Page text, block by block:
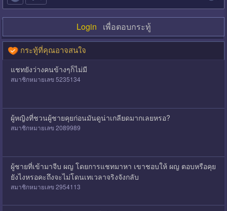
Login เพื่อตอบกระทู้
กระทู้ที่คุณอาจสนใจ
แชทยังว่างคนข้างๆก็ไม่มี
สมาชิกหมายเลข 5235134
ผู้หญิงที่ชวนผู้ชายคุยก่อนมันดูน่าเกลียดมากเลยหรอ?
สมาชิกหมายเลข 2089989
ผู้ชายที่เข้ามาจีบ ผญ โดยการแชทมาหา เขาชอบให้ ผญ ตอบหรือคุย
ยังไงหรอคะถึงจะไม่โดนเทเวลาจริงจังกลับ
สมาชิกหมายเลข 2954113